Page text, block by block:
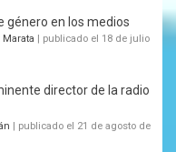
género en los medios
| publicado el 18 de julio
director de la radio
| publicado el 21 de agosto de